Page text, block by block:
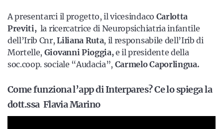
A presentarci il progetto, il vicesindaco Carlotta
Previti,la ricercatrice di Neuropsichiatria infantile
dell’Irib Cnr, Liliana Ruta, il responsabile dell’Irib di
Mortelle, Giovanni Pioggia,e il presidente della
soc.coop. sociale “Audacia”, Carmelo Caporlingua.
Come funziona l’app di Interpares? Ce lo spiega la
dott.ssa Flavia Marino